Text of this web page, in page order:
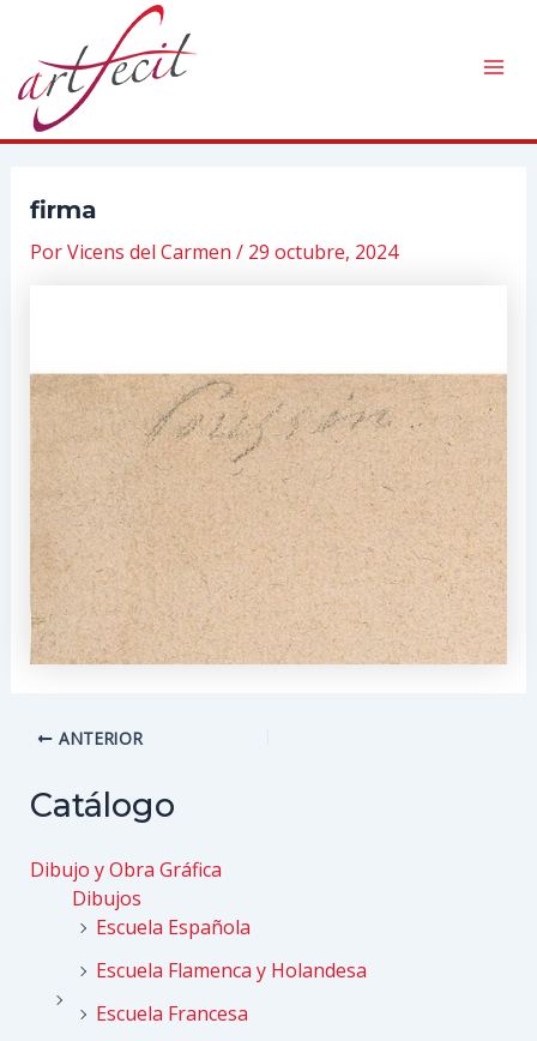
contenido
firma
PorVicens del Carmen / 29 octubre, 2024
Navegación
entradas
ANTERIOR
Catálogo
Dibujo y Obra Gráfica
Dibujos
Escuela Española
Escuela Flamenca y Holandesa
Escuela Francesa